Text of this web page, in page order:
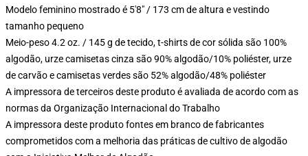
Modelo feminino mostrado é 5'8" / 173 cm de altura e vestindo
tamanho pequeno
Meio-peso 4.2 oz. / 145 g de tecido, t-shirts de cor sólida são 100%
algodão, urze camisetas cinza são 90% algodão/10% poliéster, urze
de carvão e camisetas verdes são 52% algodão/48% poliéster
A impressora de terceiros deste produto é avaliada de acordo com as
normas da Organização Internacional do Trabalho
A impressora deste produto fontes em branco de fabricantes
comprometidos com a melhoria das práticas de cultivo de algodão